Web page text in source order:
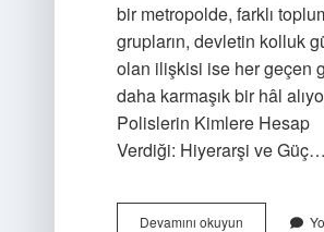
bir metropolde, farklı
grupların, devletin kolluk
olan ilişkisi ise her geçen
daha karmaşık bir hâl
Polislerin Kimlere Hesap
Verdiği: Hiyerarşi ve Güç…
Devamını okuyunPolislerin